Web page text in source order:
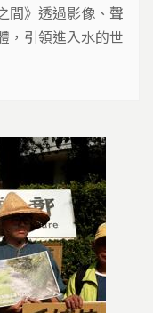
間》透過影像、聲
，引領進入水的世
既溫柔又狂暴的